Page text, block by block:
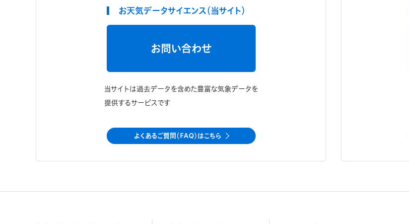
お天気データサイエンス（当サイト）
お問い合わせ
当サイトは過去データを含めた豊富な気象データを
提供するサービスです
よくあるご質問（FAQ）はこちら